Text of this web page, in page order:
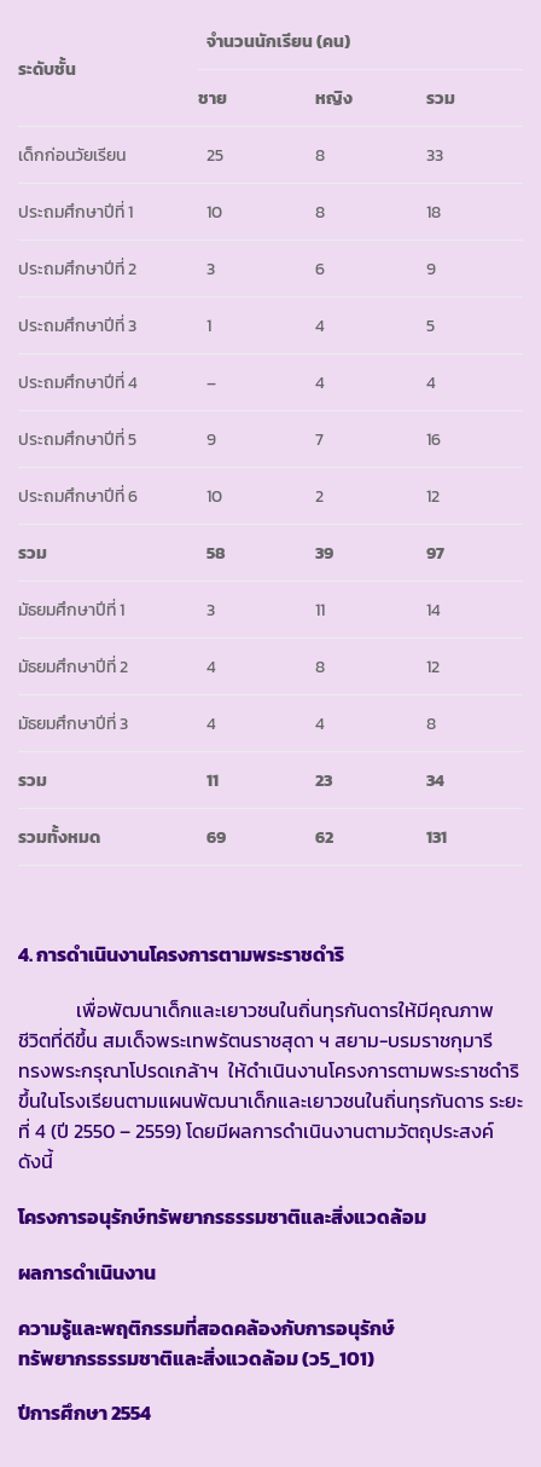
ระดับชั้น
จำนวนนักเรียน(คน)
ชาย หญิง รวม
เด็กก่อนวัยเรียน 25 8 33
ประถมศึกษาปีที่ 1 10 8 18
ประถมศึกษาปีที่ 2 3 6 9
ประถมศึกษาปีที่ 3 1 4 5
ประถมศึกษาปีที่ 4 – 4 4
ประถมศึกษาปีที่ 5 9 7 16
ประถมศึกษาปีที่ 6 10 2 12
รวม 58 39 97
มัธยมศึกษาปีที่ 1 3 11 14
มัธยมศึกษาปีที่ 2 4 8 12
มัธยมศึกษาปีที่ 3 4 4 8
รวม 11 23 34
รวมทั้งหมด 69 62 131
4. การดำเนินงานโครงการตามพระราชดำริ
เพื่อพัฒนาเด็กและเยาวชนในถิ่นทุรกันดารให้มีคุณภาพ
ชีวิตที่ดีขึ้น สมเด็จพระเทพรัตนราชสุดา ฯ สยาม-บรมราชกุมารี
ทรงพระกรุณาโปรดเกล้าฯ ให้ดำเนินงานโครงการตามพระราชดำริ
ขึ้นในโรงเรียนตามแผนพัฒนาเด็กและเยาวชนในถิ่นทุรกันดาร ระยะ
ที่ 4 (ปี 2550 – 2559) โดยมีผลการดำเนินงานตามวัตถุประสงค์
ดังนี้
โครงการอนุรักษ์ทรัพยากรธรรมชาติและสิ่งแวดล้อม
ผลการดำเนินงาน
ความรู้และพฤติกรรมที่สอดคล้องกับการอนุรักษ์
ทรัพยากรธรรมชาติและสิ่งแวดล้อม(ว5_101)
ปีการศึกษา2554